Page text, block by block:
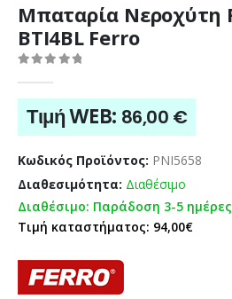
Μπαταρία Νεροχύτη
BTI4BL Ferro
Τιμή WEB: 86,00 €
Κωδικός Προϊόντος: PNI5658
Διαθεσιμότητα: Διαθέσιμο
Διαθέσιμο: Παράδοση 3-5 ημέρες
Τιμή καταστήματος: 94,00€